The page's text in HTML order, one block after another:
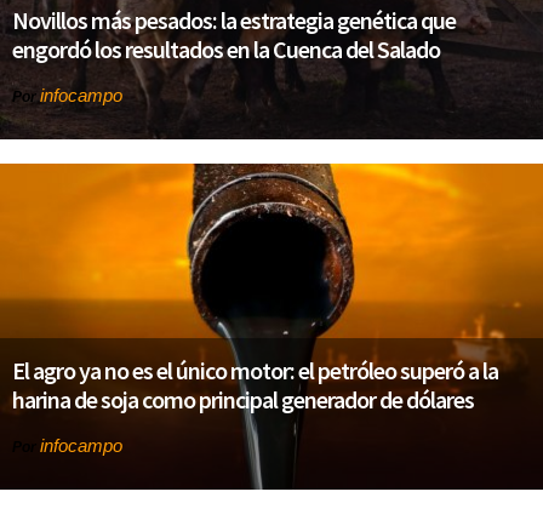
Novillos más pesados: la estrategia genética que
engordó los resultados en la Cuenca del Salado
Por infocampo
El agro ya no es el único motor: el petróleo superó a la
harina de soja como principal generador de dólares
infocampo